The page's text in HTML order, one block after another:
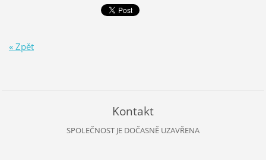
« Zpět
Kontakt
SPOLEČNOST JE DOČASNĚ UZAVŘENA